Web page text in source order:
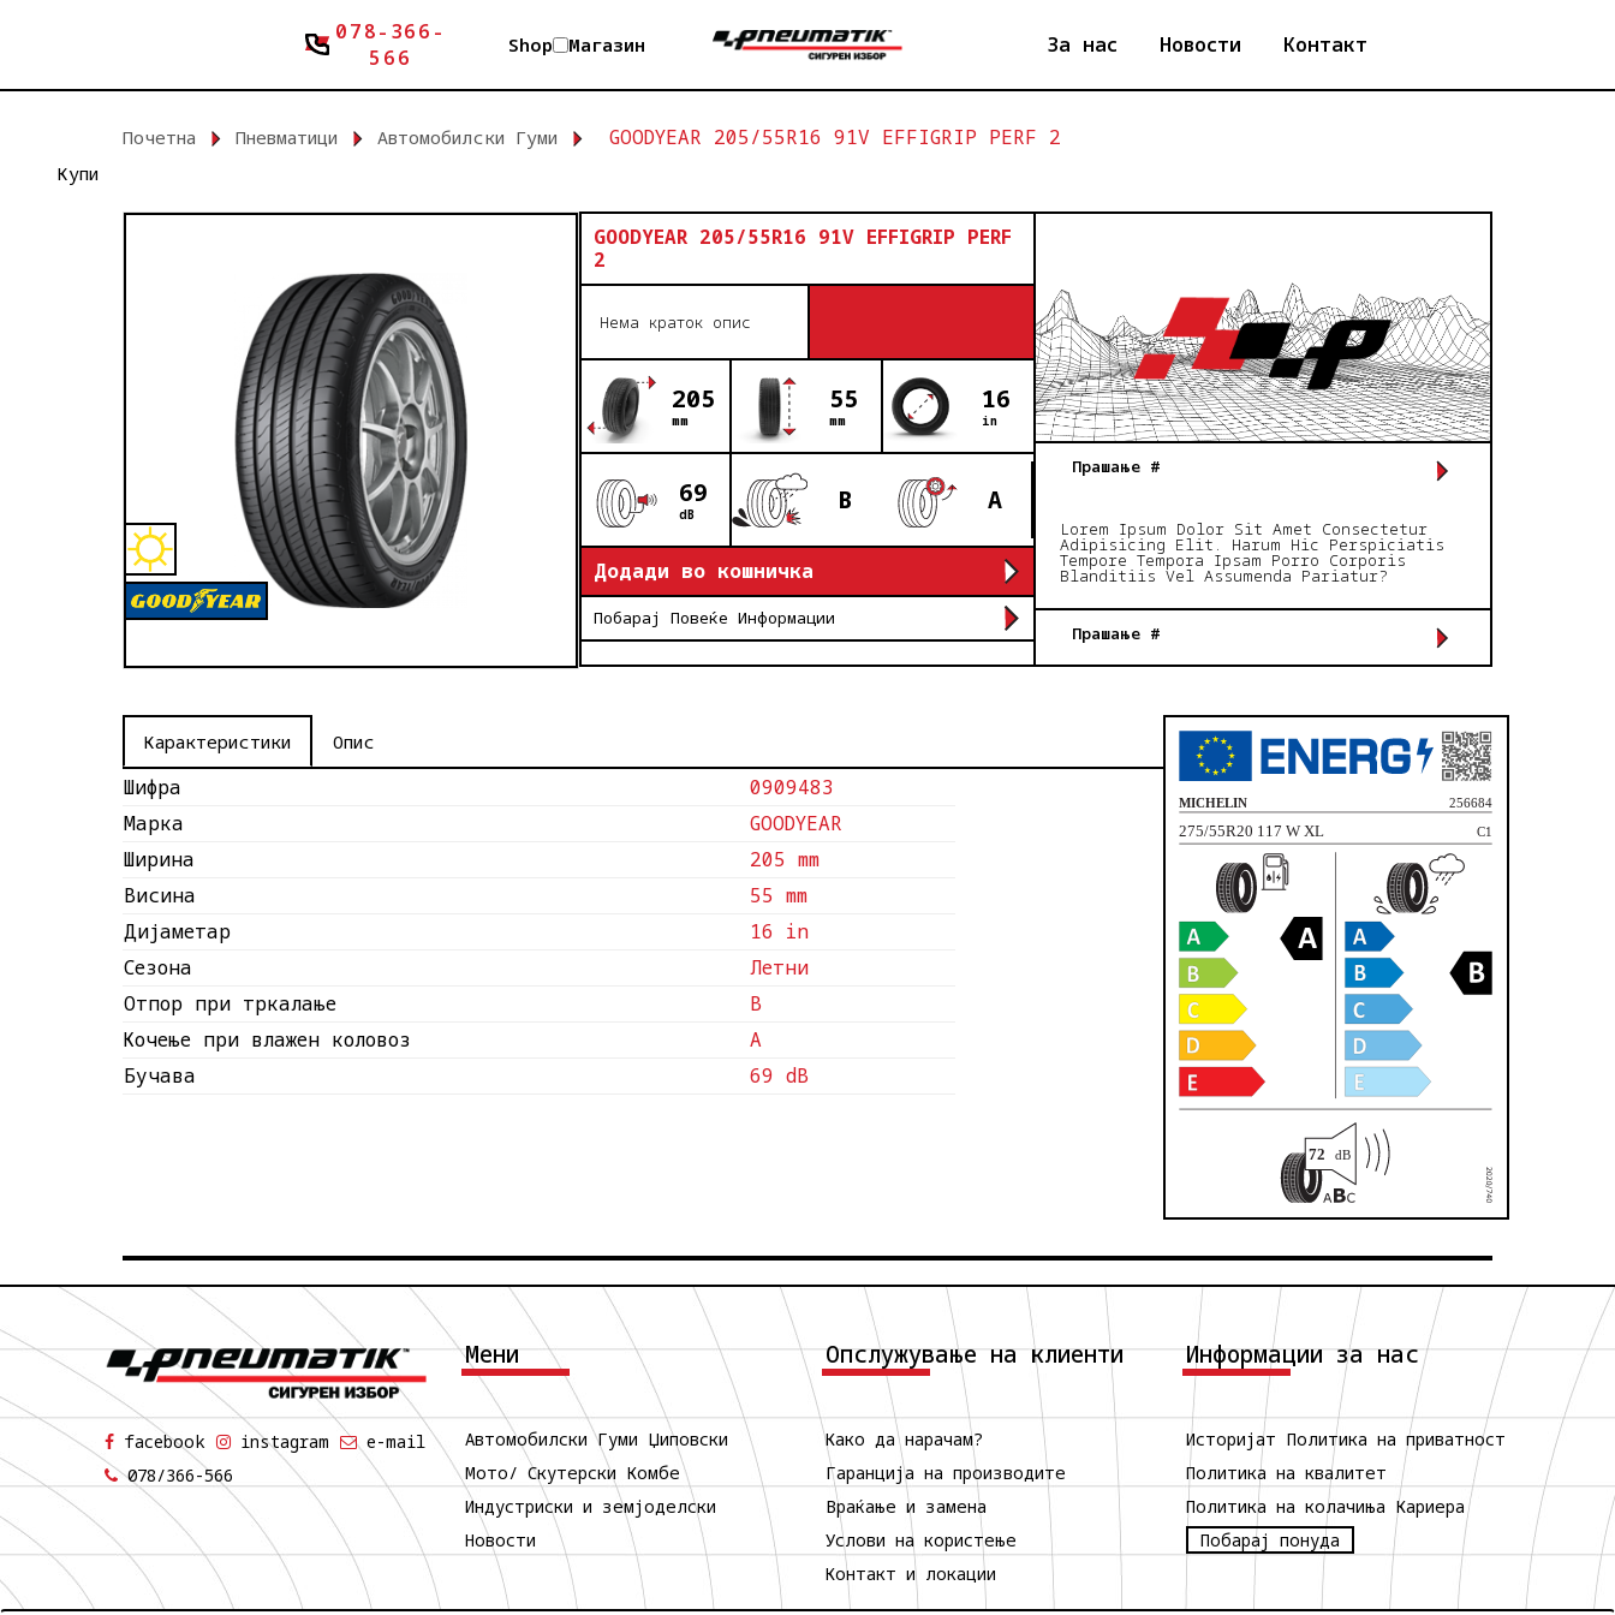
078-366-
566
Shop Магазин За нас Новости Контакт
Почетна Пневматици Автомобилски Гуми GOODYEAR 205/55R16 91V EFFIGRIP PERF 2
Купи
GOODYEAR 205/55R16 91V EFFIGRIP PERF
2
Нема краток опис
205
mm
55
mm
16
in
69
dB B A
Додади во кошничка
Побарај Повеќе Информации
Прашање #
Lorem Ipsum Dolor Sit Amet Consectetur
Adipisicing Elit. Harum Hic Perspiciatis
Tempore Tempora Ipsam Porro Corporis
Blanditiis Vel Assumenda Pariatur?
Прашање #
Карактеристики Опис
Шифра
0909483
Марка
GOODYEAR
Ширина
205 mm
Висина
55 mm
Дијаметар
16 in
Сезона
Летни
Отпор при тркалање
B
Кочење при влажен коловоз
A
Бучава
69 dB
facebook instagram
e-mail
078/366-566
Мени
Автомобилски Гуми Џиповски
Мото/ Скутерски Комбе
Индустриски и земјоделски
Новости
Опслужување на клиенти
Како да нарачам?
Гаранција на производите
Враќање и замена
Услови на користење
Контакт и локации
Информации за нас
Историјат Политика на приватност
Политика на квалитет
Политика на колачиња Кариера
Побарај понуда